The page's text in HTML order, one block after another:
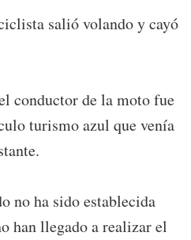
salió volando y cayó
conductor de la moto fue
turismo azul que venía
no ha sido establecida
han llegado a realizar el